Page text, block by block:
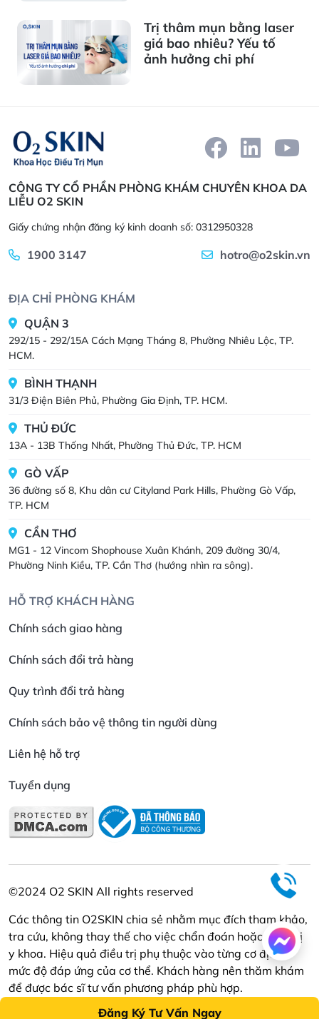
Trị thâm mụn bằng laser
giá bao nhiêu? Yếu tố
ảnh hưởng chi phí
CÔNG TY CỔ PHẦN PHÒNG KHÁM CHUYÊN KHOA DA
LIỄU O2 SKIN
Giấy chứng nhận đăng ký kinh doanh số: 0312950328
1900 3147 hotro@o2skin.vn
ĐỊA CHỈ PHÒNG KHÁM
QUẬN 3
292/15 - 292/15A Cách Mạng Tháng 8, Phường Nhiêu Lộc, TP.
HCM.
BÌNH THẠNH
31/3 Điện Biên Phủ, Phường Gia Định, TP. HCM.
THỦ ĐỨC
13A - 13B Thống Nhất, Phường Thủ Đức, TP. HCM
GÒ VẤP
36 đường số 8, Khu dân cư Cityland Park Hills, Phường Gò Vấp,
TP. HCM
CẦN THƠ
MG1 - 12 Vincom Shophouse Xuân Khánh, 209 đường 30/4,
Phường Ninh Kiều, TP. Cần Thơ (hướng nhìn ra sông).
HỖ TRỢ KHÁCH HÀNG
Chính sách giao hàng
Chính sách đổi trả hàng
Quy trình đổi trả hàng
Chính sách bảo vệ thông tin người dùng
Liên hệ hỗ trợ
Tuyển dụng
©2024 O2 SKIN All rights reserved
Các thông tin O2SKIN chia sẻ nhằm mục đích tham khảo,
tra cứu, không thay thế cho việc chẩn đoán hoặc điều trị
y khoa. Hiệu quả điều trị phụ thuộc vào từng cơ địa và
mức độ đáp ứng của cơ thể. Khách hàng nên thăm khám
để được bác sĩ tư vấn phương pháp phù hợp.
Đăng Ký Tư Vấn Ngay